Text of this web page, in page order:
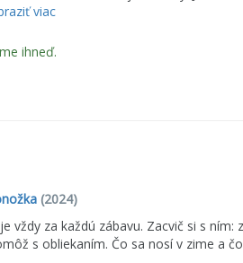
viac
ihneď.
(2024)
vždy za každú zábavu. Zacvič si s
s obliekaním. Čo sa nosí v zime a